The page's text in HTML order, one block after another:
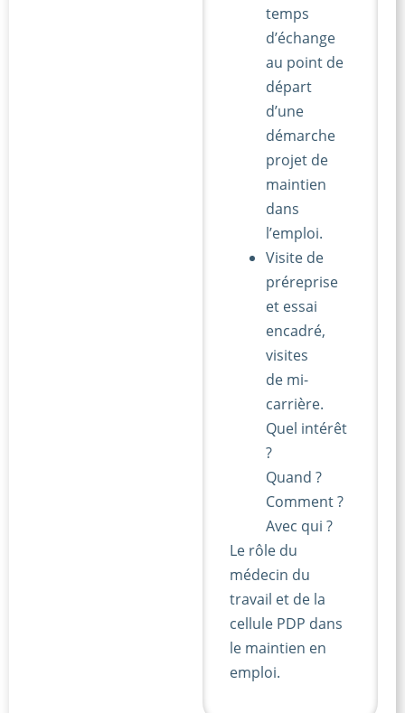
temps
d’échange
au point de
départ
d’une
démarche
projet de
maintien
dans
l’emploi.
Visite de
préreprise
et essai
encadré,
visites
de mi-
carrière.
Quel intérêt
?
Quand ?
Comment ?
Avec qui ?
Le rôle du
médecin du
travail et de la
cellule PDP dans
le maintien en
emploi.